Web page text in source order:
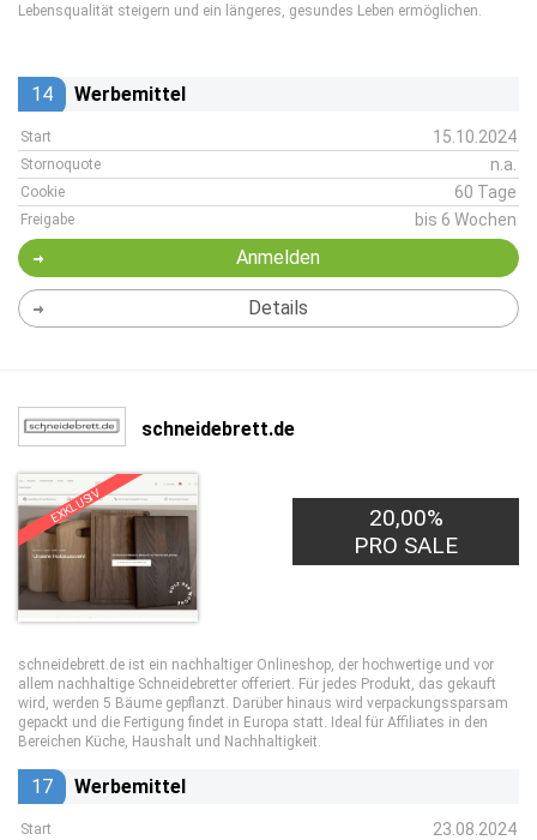
Lebensqualität steigern und ein längeres, gesundes Leben ermöglichen.
14 Werbemittel
Start 15.10.2024
Stornoquote n.a.
Cookie 60 Tage
Freigabe bis 6 Wochen
Anmelden
Details
schneidebrett.de
EXKLUSIV
20,00%
PRO SALE
schneidebrett.de ist ein nachhaltiger Onlineshop, der hochwertige und vor
allem nachhaltige Schneidebretter offeriert. Für jedes Produkt, das gekauft
wird, werden 5 Bäume gepflanzt. Darüber hinaus wird verpackungssparsam
gepackt und die Fertigung findet in Europa statt. Ideal für Affiliates in den
Bereichen Küche, Haushalt und Nachhaltigkeit.
17 Werbemittel
Start 23.08.2024